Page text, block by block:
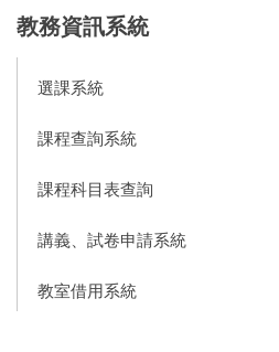
教務資訊系統
選課系統
課程查詢系統
課程科目表查詢
講義、試卷申請系統
教室借用系統